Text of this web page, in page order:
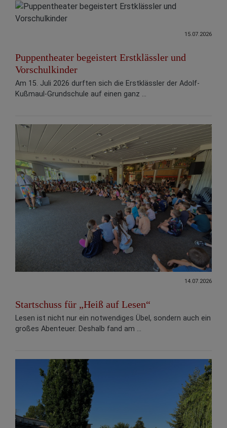
15.07.2026
Puppentheater begeistert Erstklässler und
Vorschulkinder
Am 15. Juli 2026 durften sich die Erstklässler der Adolf-
Kußmaul-Grundschule auf einen ganz ...
14.07.2026
Startschuss für „Heiß auf Lesen“
Lesen ist nicht nur ein notwendiges Übel, sondern auch ein
großes Abenteuer. Deshalb fand am ...